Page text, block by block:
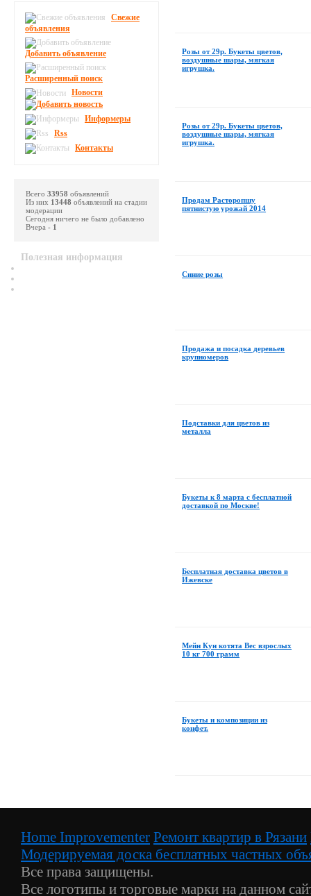
Poзы от 29р. Букеты цвeтoв,
вoздушные шapы, мягкая
игpyшкa.
Розы от 29р. Букеты цветов,
воздушные шары, мягкая
игрушка.
Продам Расторопшу
пятнистую урожай 2014
Синие розы
Продажа и посадка деревьев
крупномеров
Подставки для цветов из
металла
Букеты к 8 марта с бесплатной
доставкой по Москве!
Бесплатная доставка цветов в
Ижевске
Мейн Кун котята Вес взрослых
10 кг 700 грамм
Букеты и композиции из
конфет.
Свежие
объявления
Добавить объявление
Расширенный поиск
Новости
Информеры
Rss
Контакты
Всего 33958 объявлений
Из них 13448 объявлений на стадии
модерации
Сегодня ничего не было добавлено
Вчера - 1
Полезная информация
Home Improvementer Ремонт квартир в Рязани
Модерируемая доска бесплатных частных
Все права защищены.
Все логотипы и торговые марки на данном